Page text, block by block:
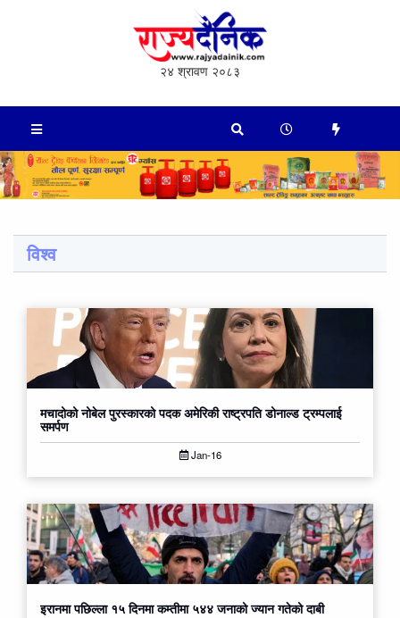
२४ श्रावण २०८३
विश्व
मचादोको नोबेल पुरस्कारको पदक अमेरिकी राष्ट्रपति डोनाल्ड ट्रम्पलाई
समर्पण
Jan-16
इरानमा पछिल्ला १५ दिन​मा कम्तीमा ५४४ जनाको ज्यान ग​तेको दाबी